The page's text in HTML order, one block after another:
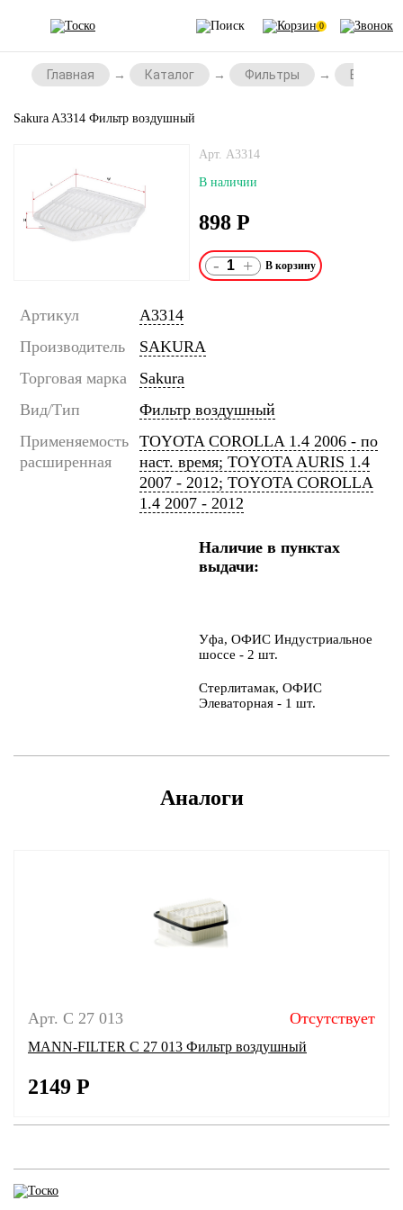
0
Главная Каталог Фильтры
Sakura A3314 Фильтр воздушный
Арт. A3314
В наличии
898 Р
- +
Артикул
A3314
Производитель
SAKURA
Торговая марка
Sakura
Вид/Тип
Фильтр воздушный
Применяемость
расширенная
TOYOTA COROLLA 1.4 2006 - по
наст. время; TOYOTA AURIS 1.4
2007 - 2012; TOYOTA COROLLA
1.4 2007 - 2012
Наличие в пунктах
выдачи:
Уфа, ОФИС Индустриальное
шоссе - 2 шт.
Стерлитамак, ОФИС
Элеваторная - 1 шт.
Аналоги
Арт. C 27 013 Отсутствует
MANN-FILTER C 27 013 Фильтр воздушный
2149 Р